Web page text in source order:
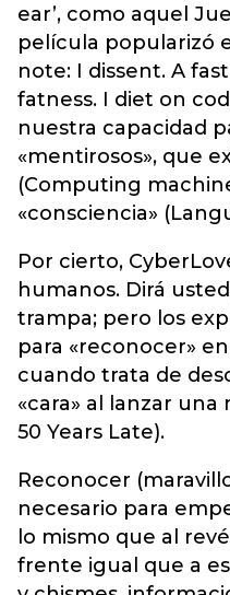
ear’, como aquel
película popularizó
note: I dissent. A
fatness. I diet on
nuestra capacidad
«mentirosos», que
(Computing
«consciencia»
Por cierto,
humanos. Dirá
trampa; pero los
para «reconocer»
cuando trata de
«cara» al lanzar
50 Years Late).
Reconocer
necesario para
lo mismo que al
frente igual que a